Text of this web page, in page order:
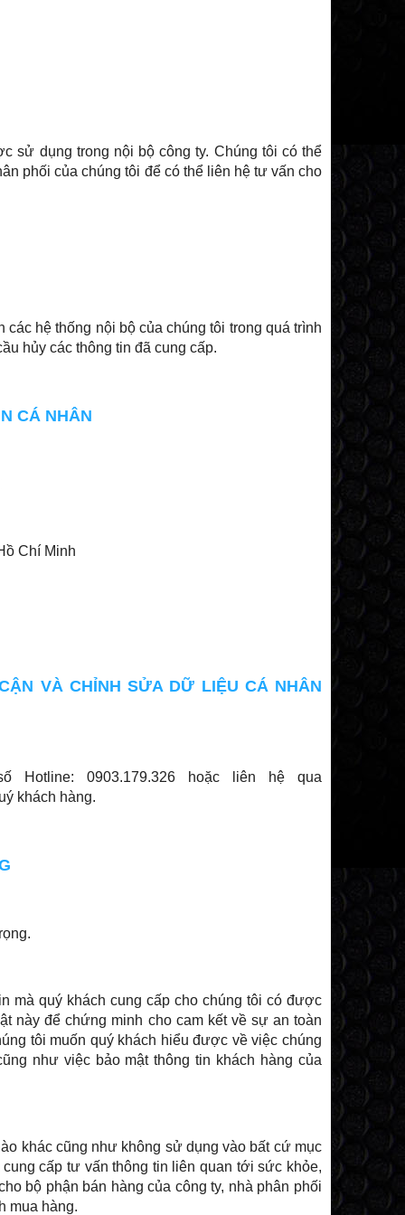
sử dụng trong nội bộ công ty. Chúng tôi có thể
phối của chúng tôi để có thể liên hệ tư vấn cho
hệ thống nội bộ của chúng tôi trong quá trình
hủy các thông tin đã cung cấp.
CÁ NHÂN
Chí Minh
VÀ CHỈNH SỬA DỮ LIỆU CÁ NHÂN
0903.179.326 hoặc liên hệ qua
khách hàng.
mà quý khách cung cấp cho chúng tôi có được
này để chứng minh cho cam kết về sự an toàn
tôi muốn quý khách hiểu được về việc chúng
như việc bảo mật thông tin khách hàng của
khác cũng như không sử dụng vào bất cứ mục
cấp tư vấn thông tin liên quan tới sức khỏe,
bộ phận bán hàng của công ty, nhà phân phối
mua hàng.